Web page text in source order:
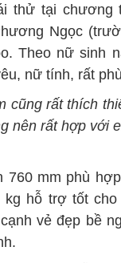
thử tại chương
Ngọc
Theo nữ sinh
nữ tính, rất
cũng rất thích
nên rất hợp với
760 mm phù
kg hỗ trợ tốt
vẻ đẹp bề